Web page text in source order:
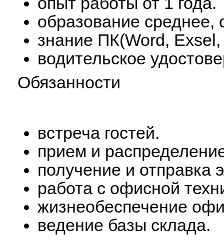
образование среднее,
знание ПК(Word,
водительское
Обязанности
встреча гостей.
прием и
получение и отправка
работа с офисной
жизнеобеспечение
ведение базы склада.